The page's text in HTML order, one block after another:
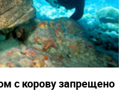
с корову запрещено